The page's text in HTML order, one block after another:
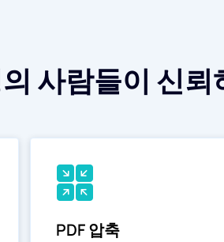
사람들이 신
PDF 압축